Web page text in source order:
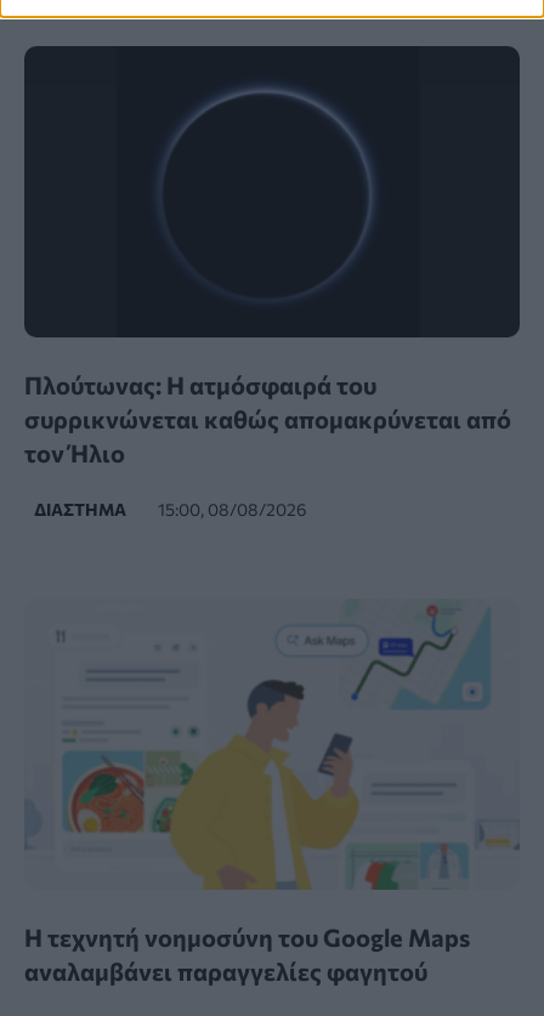
Πλούτωνας: Η ατμόσφαιρά του
συρρικνώνεται καθώς απομακρύνεται από
τον Ήλιο
ΔΙΆΣΤΗΜΑ 15:00, 08/08/2026
Η τεχνητή νοημοσύνη του Google Maps
αναλαμβάνει παραγγελίες φαγητού